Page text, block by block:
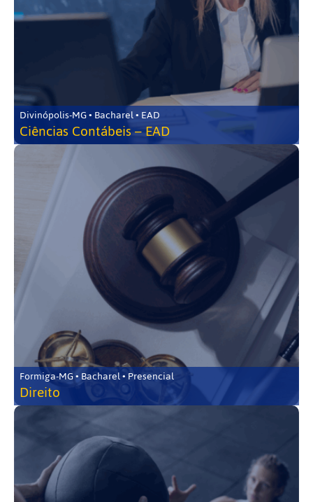
Divinópolis-MG • Bacharel • EAD
Ciências Contábeis – EAD
Formiga-MG • Bacharel • Presencial
Direito